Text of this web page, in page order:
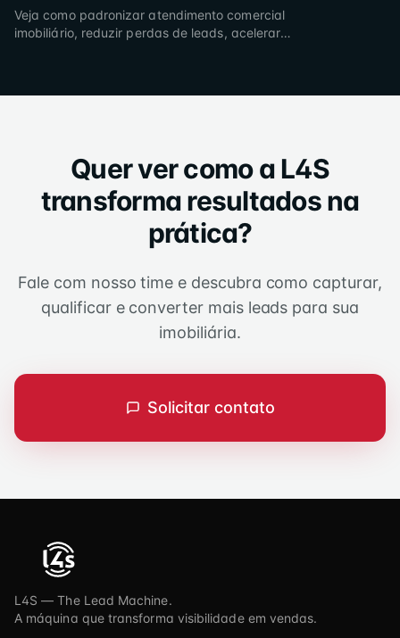
Veja como padronizar atendimento comercial
imobiliário, reduzir perdas de leads, acelerar
Quer ver como a L4S
transforma resultados na
prática?
Fale com nosso time e descubra como capturar,
qualificar e converter mais leads para sua
imobiliária.
Solicitar contato
L4S — The Lead Machine.
A máquina que transforma visibilidade em vendas.